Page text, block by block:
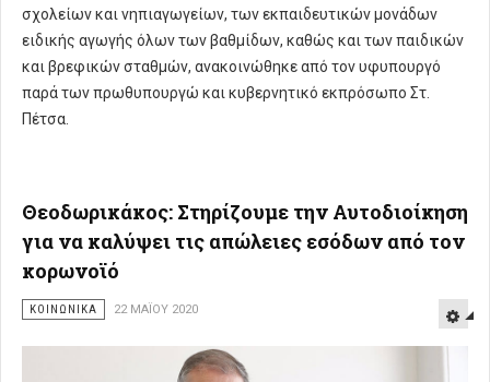
σχολείων και νηπιαγωγείων, των εκπαιδευτικών μονάδων
ειδικής αγωγής όλων των βαθμίδων, καθώς και των παιδικών
και βρεφικών σταθμών, ανακοινώθηκε από τον υφυπουργό
παρά των πρωθυπουργώ και κυβερνητικό εκπρόσωπο Στ.
Πέτσα.
Θεοδωρικάκος: Στηρίζουμε την Αυτοδιοίκηση
για να καλύψει τις απώλειες εσόδων από τον
κορωνοϊό
ΚΟΙΝΩΝΙΚΑ 22 ΜΑΪ́ΟΥ 2020